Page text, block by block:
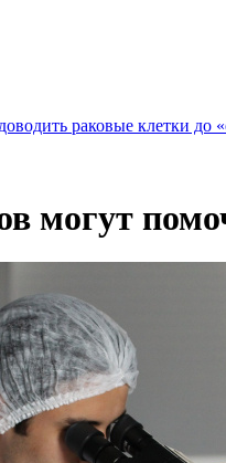
раковые клетки до
могут